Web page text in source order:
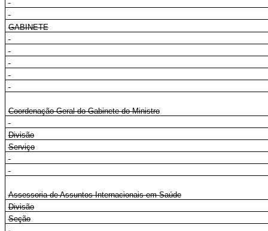
GABINETE
Coordenação-Geral do Gabinete do Ministro
Divisão
Serviço
Assessoria de Assuntos Internacionais em Saúde
Divisão
Seção